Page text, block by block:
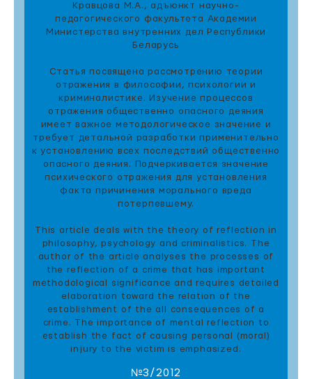
Кравцова М.А., адъюнкт научно-
педагогического факультета Академии
Министерства внутренних дел Республики
Беларусь
Статья посвящена рассмотрению теории
отражения в философии, психологии и
криминалистике. Изучение процессов
отражения общественно опасного деяния
имеет важное методологическое значение и
требует детальной разработки применительно
к установлению всех последствий общественно
опасного деяния. Подчеркивается значение
психического отражения для установления
факта причинения морального вреда
потерпевшему.
This article deals with the theory of reflection in
philosophy, psychology and criminаlistics. The
author of the article analyses the processes of
the reflection of a crime that has important
methodological significance and requires detailed
elaboration toward the relation of the
establishment of the all consequences of a
crime. The importance of mental reflection to
establish the fact of causing personal (moral)
injury to the victim is emphasized.
№3/2012